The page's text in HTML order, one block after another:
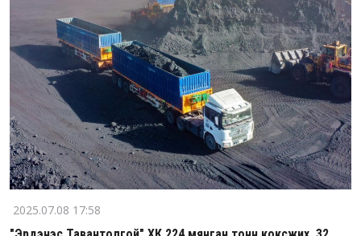
2025.07.08 17:58